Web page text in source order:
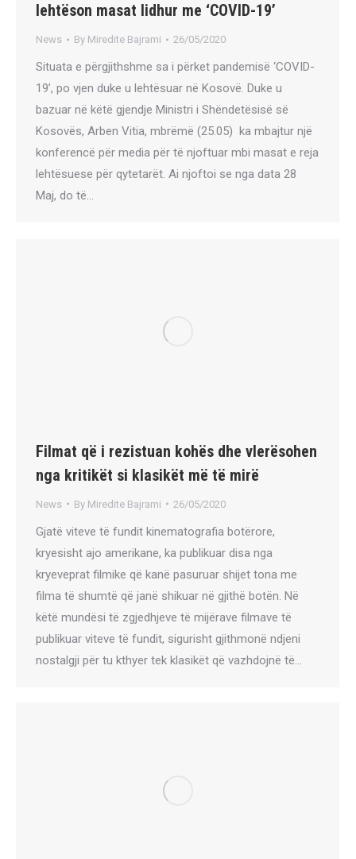
lehtëson masat lidhur me ‘COVID-19’
News By Miredite Bajrami 26/05/2020
Situata e përgjithshme sa i përket pandemisë ‘COVID-
19’, po vjen duke u lehtësuar në Kosovë. Duke u
bazuar në këtë gjendje Ministri i Shëndetësisë së
Kosovës, Arben Vitia, mbrëmë (25.05) ka mbajtur një
konferencë për media për të njoftuar mbi masat e reja
lehtësuese për qytetarët. Ai njoftoi se nga data 28
Maj, do të…
Filmat që i rezistuan kohës dhe vlerësohen
nga kritikët si klasikët më të mirë
News By Miredite Bajrami 26/05/2020
Gjatë viteve të fundit kinematografia botërore,
kryesisht ajo amerikane, ka publikuar disa nga
kryeveprat filmike që kanë pasuruar shijet tona me
filma të shumtë që janë shikuar në gjithë botën. Në
këtë mundësi të zgjedhjeve të mijërave filmave të
publikuar viteve të fundit, sigurisht gjithmonë ndjeni
nostalgji për tu kthyer tek klasikët që vazhdojnë të…